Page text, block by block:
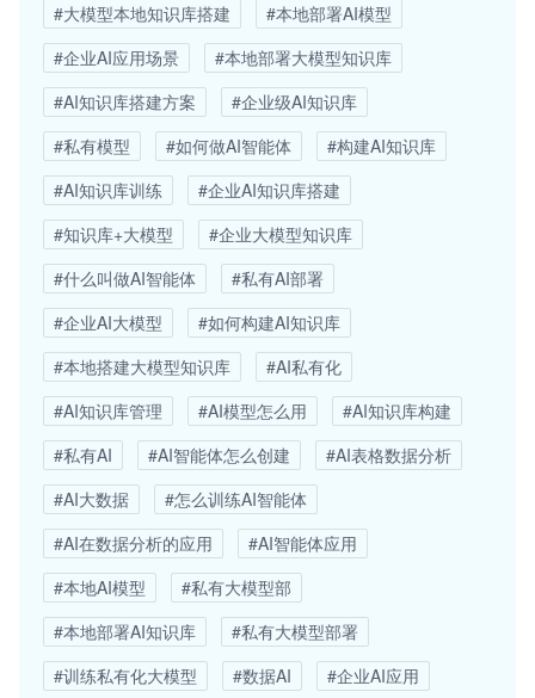
#大模型本地知识库搭建
#本地部署AI模型
#企业AI应用场景
#本地部署大模型知识库
#AI知识库搭建方案
#企业级AI知识库
#私有模型
#如何做AI智能体
#构建AI知识库
#AI知识库训练
#企业AI知识库搭建
#知识库+大模型
#企业大模型知识库
#什么叫做AI智能体
#私有AI部署
#企业AI大模型
#如何构建AI知识库
#本地搭建大模型知识库
#AI私有化
#AI知识库管理
#AI模型怎么用
#AI知识库构建
#私有AI
#AI智能体怎么创建
#AI表格数据分析
#AI大数据
#怎么训练AI智能体
#AI在数据分析的应用
#AI智能体应用
#本地AI模型
#私有大模型部
#本地部署AI知识库
#私有大模型部署
#训练私有化大模型
#数据AI
#企业AI应用